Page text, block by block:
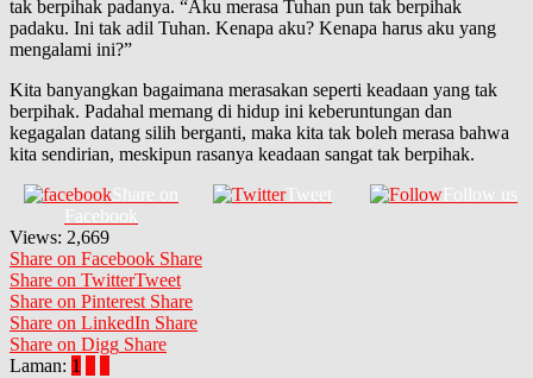
tak berpihak padanya. “Aku merasa Tuhan pun tak berpihak
padaku. Ini tak adil Tuhan. Kenapa aku? Kenapa harus aku yang
mengalami ini?”
Kita banyangkan bagaimana merasakan seperti keadaan yang tak
berpihak. Padahal memang di hidup ini keberuntungan dan
kegagalan datang silih berganti, maka kita tak boleh merasa bahwa
kita sendirian, meskipun rasanya keadaan sangat tak berpihak.
Share on
Facebook
Tweet Follow us
Views: 2,669
Share on Facebook Share
Share on TwitterTweet
Share on Pinterest Share
Share on LinkedIn Share
Share on Digg Share
Laman: 1